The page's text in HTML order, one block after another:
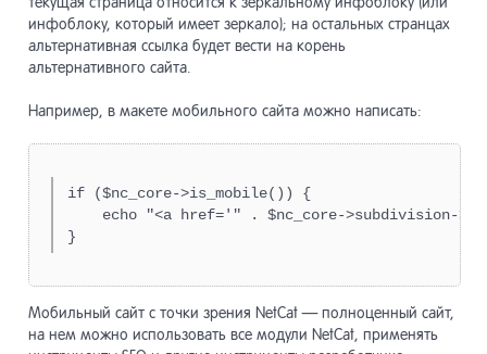
инфоблоку, который имеет зеркало); на остальных странцах
альтернативная ссылка будет вести на корень
альтернативного сайта.
Например, в макете мобильного сайта можно написать:
if ($nc_core->is_mobile()) {
echo "<a href='" . $nc_core->subdivision-
}
Мобильный сайт с точки зрения NetCat — полноценный сайт,
на нем можно использовать все модули NetCat, применять